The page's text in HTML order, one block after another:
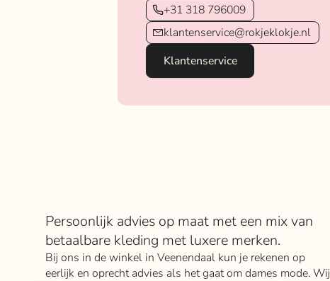
+31 318 796009
klantenservice@rokjeklokje.nl
Klantenservice
Over Rokje Klokje
Persoonlijk advies op maat met een mix van
betaalbare kleding met luxere merken.
Bij ons in de winkel in Veenendaal kun je rekenen op
eerlijk en oprecht advies als het gaat om dames mode. Wij